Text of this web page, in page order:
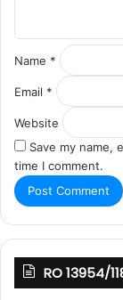
Name *
Email *
Website
Save my name,
time I comment.
RO 13954/